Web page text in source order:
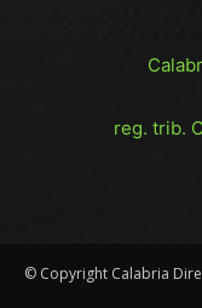
reg. trib.
© Copyright Calabria